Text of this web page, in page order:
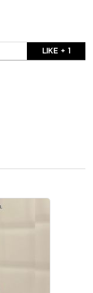
LIKE + 1